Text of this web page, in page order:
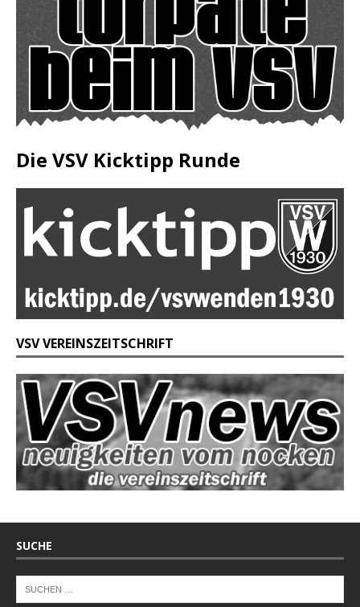
Die VSV Kicktipp Runde
VSV VEREINSZEITSCHRIFT
SUCHE